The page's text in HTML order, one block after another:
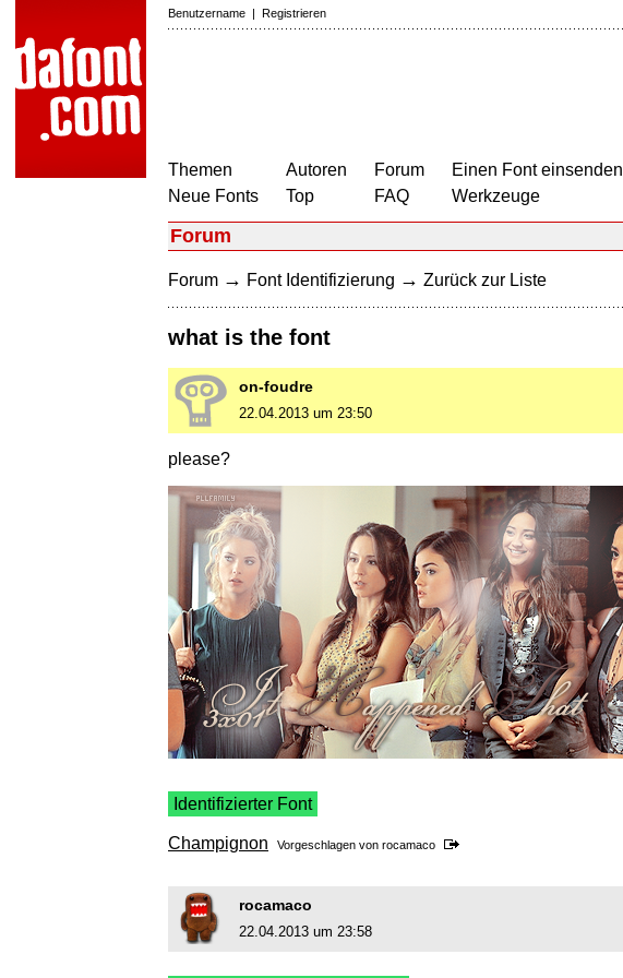
Benutzername | Registrieren
Themen
Neue Fonts
Autoren
Top
Forum
FAQ
Einen Font einsenden
Werkzeuge
Forum
Forum → Font Identifizierung → Zurück zur Liste
what is the font
on-foudre
22.04.2013 um 23:50
please?
Identifizierter Font
Champignon Vorgeschlagen von rocamaco
rocamaco
22.04.2013 um 23:58